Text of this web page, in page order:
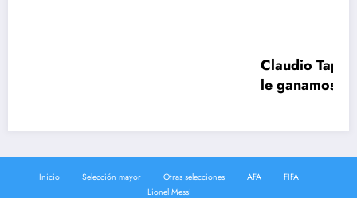
Inicio Selección mayor Otras selecciones AFA
FIFA
Lionel Messi